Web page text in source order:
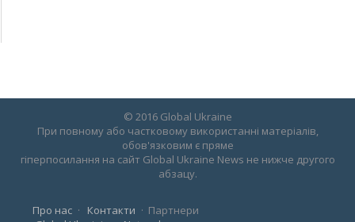
© 2016 Global Ukraine
При повному або частковому використанні матеріалів,
обов'язковим є пряме
гіперпосилання на сайт Global Ukraine News не нижче другого
абзацу.
Про нас Контакти
Партнери